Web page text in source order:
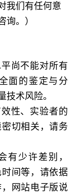
我们有任何意
询。）
尚不能对所有
面的鉴定与分
技术风险。
性、实验者的
切相关，请务
有少许差别，
间等，请依据
网站电子版说